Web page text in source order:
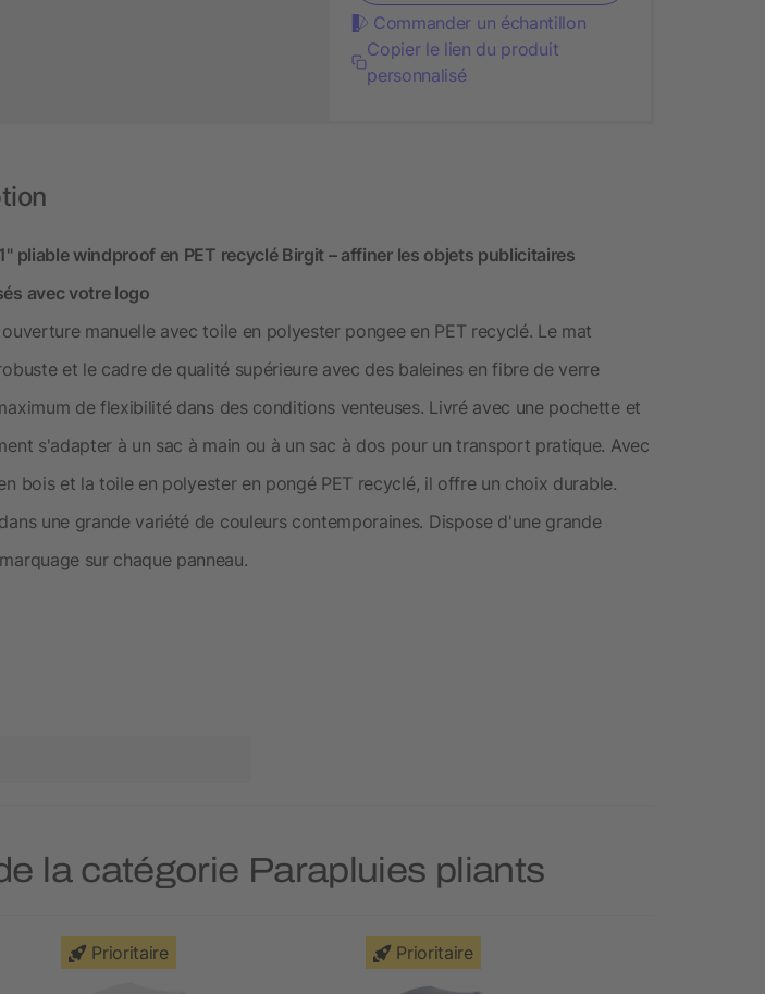
Commander un échantillon
Copier le lien du produit
personnalisé
pliable windproof en PET recyclé Birgit – affiner les objets publicitaires
avec votre logo
manuelle avec toile en polyester pongee en PET recyclé. Le mat
et le cadre de qualité supérieure avec des baleines en fibre de verre
de flexibilité dans des conditions venteuses. Livré avec une pochette et
s'adapter à un sac à main ou à un sac à dos pour un transport pratique. Avec
bois et la toile en polyester en pongé PET recyclé, il offre un choix durable.
une grande variété de couleurs contemporaines. Dispose d'une grande
sur chaque panneau.
la catégorie Parapluies pliants
Prioritaire Prioritaire